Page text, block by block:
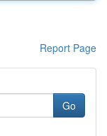
Report Page
Go